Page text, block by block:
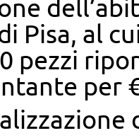
Pisa, al
pezzi
per